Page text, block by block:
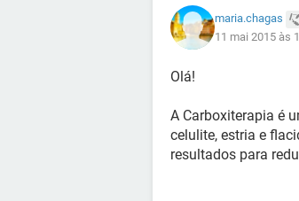
maria.chagas
11 mai 2015 às
Olá!
A Carboxiterapia é
celulite, estria e
resultados para